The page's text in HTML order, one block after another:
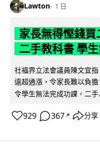
Lawton 1 日
家長無得慳錢
二手教科書 學
社福界立法會議員陳文宜
遠超通漲，令家長難以負
令學生無法完成功課，二手
929 367 ↗ 分享